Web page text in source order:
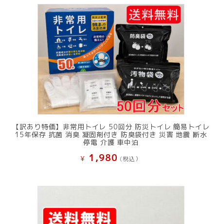
【訳あり特価】非常用トイレ 50回分 防災トイレ 簡易トイレ
15年保存 抗菌 消臭 凝固剤付き 防臭袋付き 災害 地震 断水
停電 介護 車中泊
¥ 1,980 (税込）